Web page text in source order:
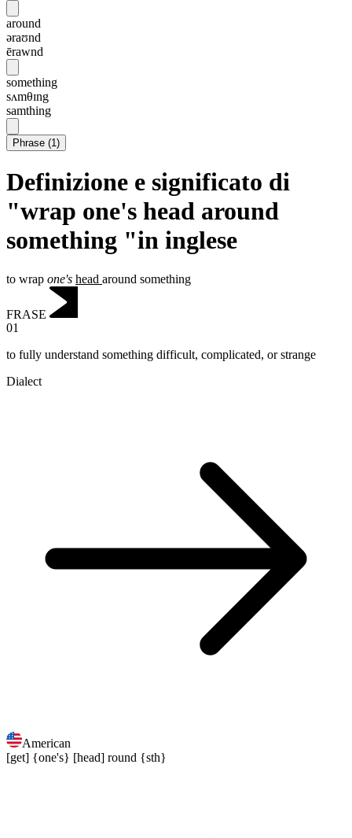
around
əraʊnd
ērawnd
something
sʌmθɪng
samthing
Phrase (1)
Definizione e significato di
"wrap one's head around
something "in inglese
to wrap one's head around something
FRASE
01
to fully understand something difficult, complicated, or strange
Dialect
American
[get] {one's} [head] round {sth}